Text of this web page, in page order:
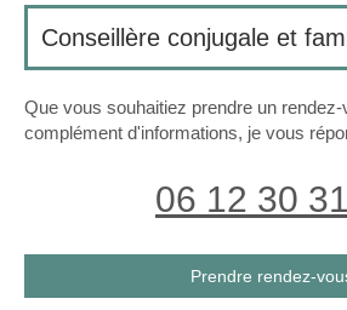
Conseillère conjugale et
Que vous souhaitiez prendre un
complément d'informations, je vous
06 12 30
Prendre rendez-